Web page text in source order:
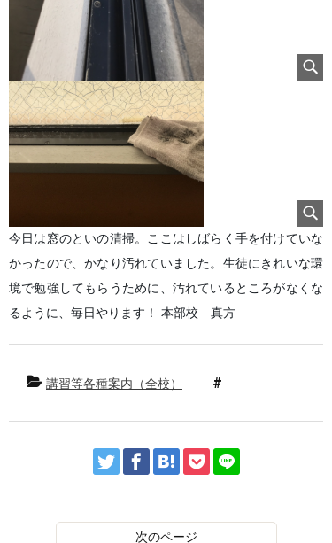
今日は窓のといの清掃。ここはしばらく手を付けていな
かったので、かなり汚れていました。生徒にきれいな環
境で勉強してもらうために、汚れているところがなくな
るように、毎日やります！ 本部校　真方
講習等各種案内（全校）